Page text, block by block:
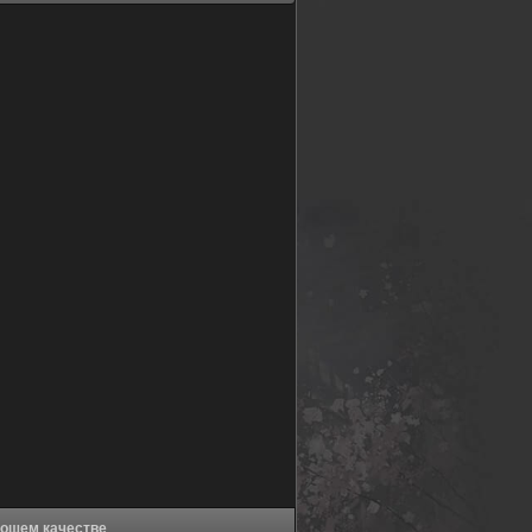
Эпизод.0 (2023) в хорошем качестве